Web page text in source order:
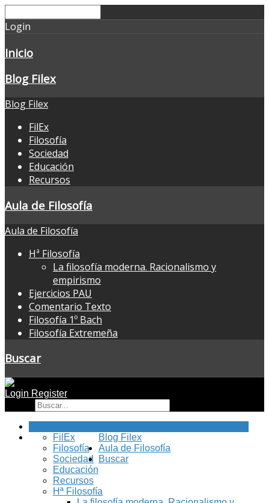
Login
Inicio
Blog Filex
Blog Filex
FilEx
Filosofía
Sociedad
Educación
Recursos
Aula de Filosofía
Aula de Filosofía
Hª Filosofía
La filosofía moderna. Racionalismo y
empirismo
Ejercicios PAU
Comentario Texto
Filosofía 1º Bach
Filosofía Extremeña
Buscar
Login Register
Blog Filex
FilEx
Filosofía
Sociedad
Educación
Recursos
Aula de Filosofía
Hª Filosofía
Buscar